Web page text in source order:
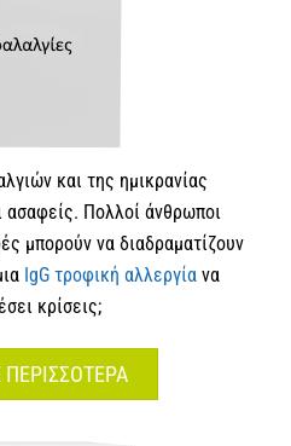
και της ημικρανίας
ασαφείς. Πολλοί άνθρωποι
μπορούν να διαδραματίζουν
IgG τροφική αλλεργίανα
κρίσεις;
ΠΕΡΙΣΣΟΤΕΡΑ